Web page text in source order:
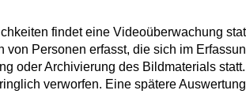
findet eine Videoüberwachung
von Personen erfasst, die sich im
oder Archivierung des Bildmaterials
verworfen. Eine spätere